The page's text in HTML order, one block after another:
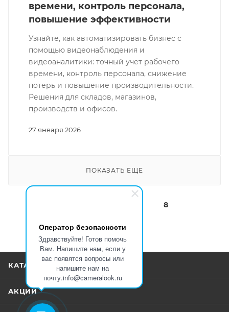
Оператор безопасности
Здравствуйте! Готов помочь
Вам. Напишите нам, если у
вас появятся вопросы или
напишите нам на
почту.info@cameralook.ru
27 января 2026
времени, контроль персонала,
повышение эффективности
Узнайте, как автоматизировать бизнес с
помощью видеонаблюдения и
видеоаналитики: точный учет рабочего
времени, контроль персонала, снижение
потерь и повышение производительности.
Решения для складов, магазинов,
производств и офисов.
ПОКАЗАТЬ ЕЩЕ
8
КАТАЛОГ
АКЦИИ